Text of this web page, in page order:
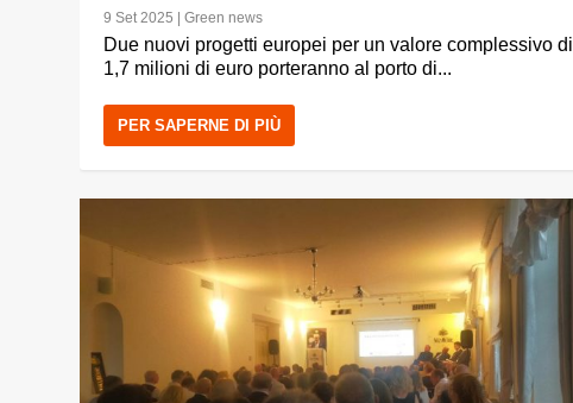
9 Set 2025 |Green news
Due nuovi progetti europei per un valore complessivo di
1,7 milioni di euro porteranno al porto di...
PER SAPERNE DI PIÙ